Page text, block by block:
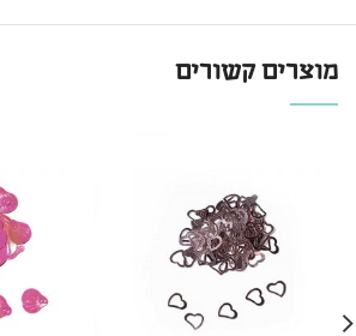
מוצרים קשורים